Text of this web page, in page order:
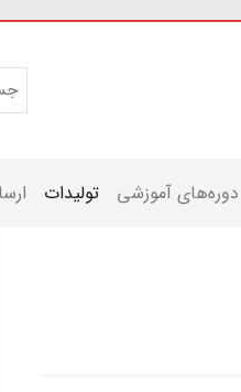
دوره‌های آموزشی تولیدات